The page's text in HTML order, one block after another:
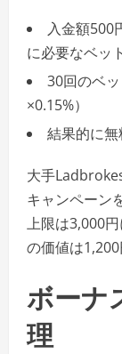
入金額500
に必要なベッ
30回のベ
×0.15%）
結果的に
大手
キャンペーン
上限は3,000
の価値は1,200
ボーナ
理